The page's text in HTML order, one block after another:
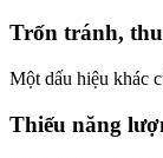
Trốn tránh,
Một dấu hiệu khác
Thiếu năng